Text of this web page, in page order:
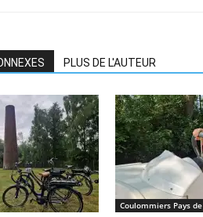
PLUS DE L'AUTEUR
Coulommiers Pays